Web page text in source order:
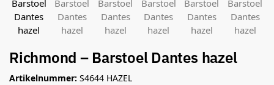
Richmond – Barstoel Dantes hazel
Artikelnummer: S4644 HAZEL